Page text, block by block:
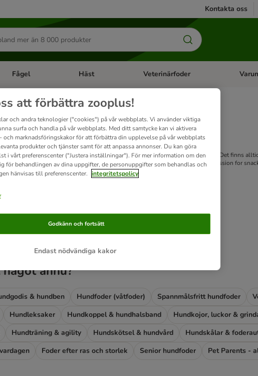
Kontakta oss
Smådjur
Open category menu: Fisk
Fågel Open category menu: Fågel
Häst Open category menu: Häst
Veterinärfoder Open
varianter och storlekar - pressade ben, knutna, vridna, som bollar eller skor. Det finns
och lek.Barkoo Dentalger din hund den optimala tandvården. Barkoo – passion for
ännu?
& hundben Hundfoder (våtfoder) Spannmålsfritt hundfoder
Hundleksaker Hundkoppel & hundhalsband Hundkojor, luckor &
Hundträning & agility Hundskötsel & hundvård Hundskålar &
Foder efter ras och storlek Senior hundfoder Pet Parents -
att förbättra zooplus!
och andra teknologier ("cookies") på vår webbplats. Vi använder viktiga
surfa och handla på vår webbplats. Med ditt samtycke kan vi aktivera
och marknadsföringskakor för att förbättra din upplevelse på vår webbplats
produkter och tjänster samt för att anpassa annonser. Du kan göra
i vårt preferenscenter ("Justera inställningar"). För mer information om den
för behandlingen av dina uppgifter, de personuppgifter som behandlas och
hänvisas till preferenscenter. integritetspolicy
Endast nödvändiga kakor
Godkänn och fortsätt